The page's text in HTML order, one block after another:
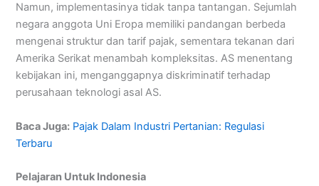
Namun, implementasinya tidak tanpa tantangan. Sejumlah
negara anggota Uni Eropa memiliki pandangan berbeda
mengenai struktur dan tarif pajak, sementara tekanan dari
Amerika Serikat menambah kompleksitas. AS menentang
kebijakan ini, menganggapnya diskriminatif terhadap
perusahaan teknologi asal AS​.
Baca Juga: Pajak Dalam Industri Pertanian: Regulasi
Terbaru
Pelajaran Untuk Indonesia